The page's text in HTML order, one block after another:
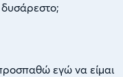
εγώ να είμαι